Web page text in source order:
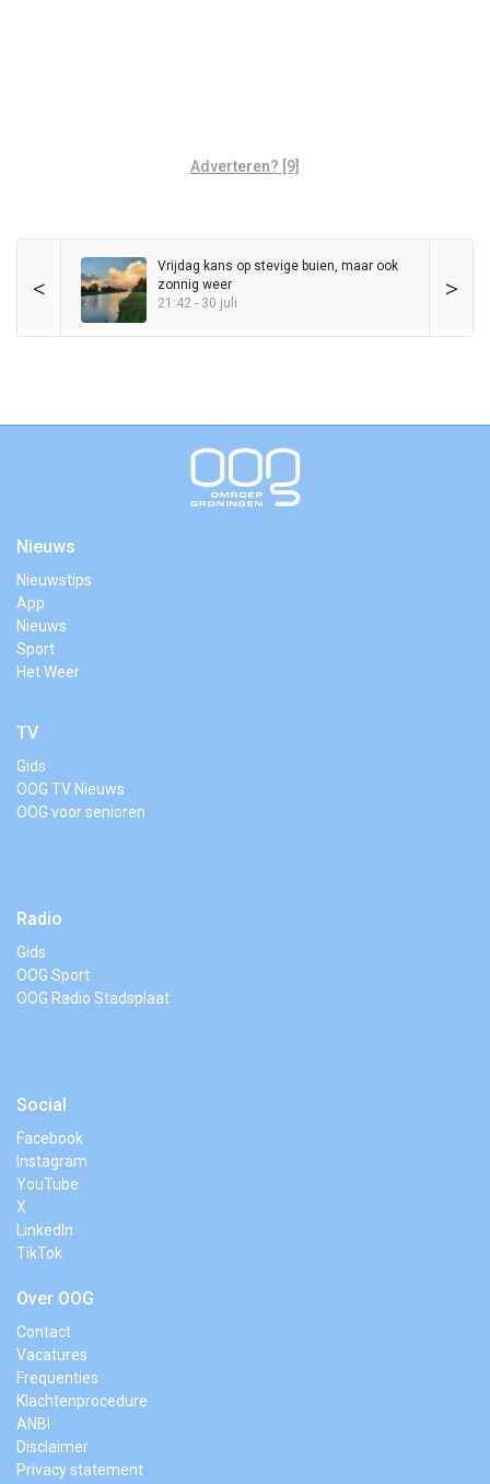
Adverteren? [9]
< >
Vrijdag kans op stevige buien, maar ook
zonnig weer
21:42 - 30 juli
Nieuws
Nieuwstips
App
Nieuws
Sport
Het Weer
TV
Gids
OOG TV Nieuws
OOG voor senioren
Radio
Gids
OOG Sport
OOG Radio Stadsplaat
Social
Facebook
Instagram
YouTube
X
LinkedIn
TikTok
Over OOG
Contact
Vacatures
Frequenties
Klachtenprocedure
ANBI
Disclaimer
Privacy statement